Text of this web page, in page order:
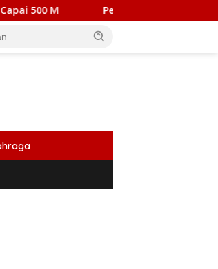
Peringati HUT Ke 53, Bank Aceh